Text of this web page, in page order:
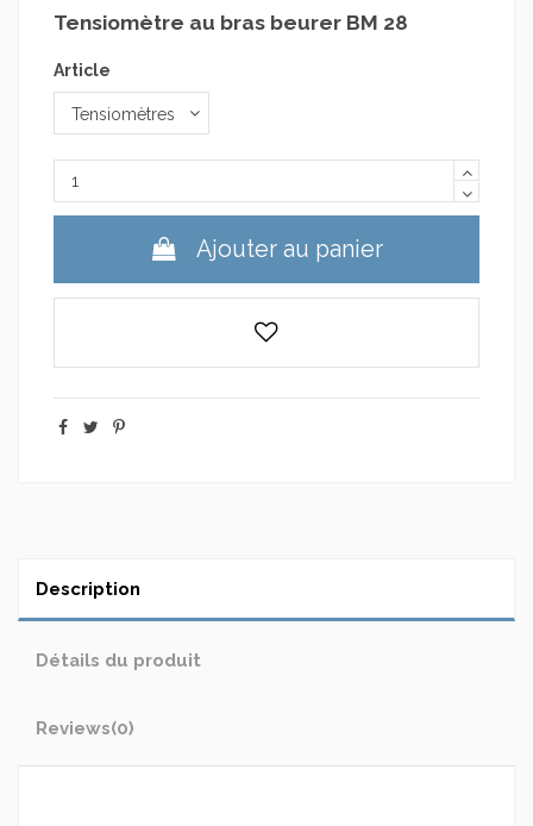
Tensiomètre au bras beurer BM 28
Article
Ajouter au panier
Description
Détails du produit
Reviews(0)